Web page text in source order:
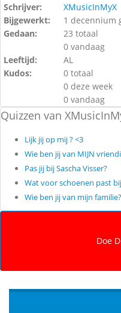
Schrijver:
XMusicInMyX
Bijgewerkt:
1 decennium
Gedaan:
23 totaal
0 vandaag
Leeftijd:
AL
Kudos:
0 totaal
0 deze week
0 vandaag
Quizzen van
Lijk jij op mij ? <3
Wie ben jij van MIJN
Pas jij bij Sascha Visser?
Wat voor schoenen past
Wie ben jij van mijn familie?